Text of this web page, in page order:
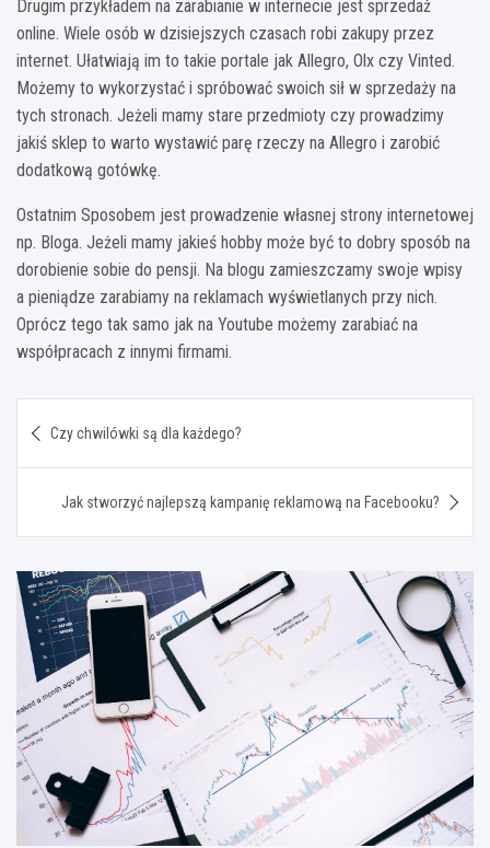
Drugim przykładem na zarabianie w internecie jest sprzedaż
online. Wiele osób w dzisiejszych czasach robi zakupy przez
internet. Ułatwiają im to takie portale jak Allegro, Olx czy Vinted.
Możemy to wykorzystać i spróbować swoich sił w sprzedaży na
tych stronach. Jeżeli mamy stare przedmioty czy prowadzimy
jakiś sklep to warto wystawić parę rzeczy na Allegro i zarobić
dodatkową gotówkę.
Ostatnim Sposobem jest prowadzenie własnej strony internetowej
np. Bloga. Jeżeli mamy jakieś hobby może być to dobry sposób na
dorobienie sobie do pensji. Na blogu zamieszczamy swoje wpisy
a pieniądze zarabiamy na reklamach wyświetlanych przy nich.
Oprócz tego tak samo jak na Youtube możemy zarabiać na
współpracach z innymi firmami.
wpisu
Czy chwilówki są dla każdego?
Jak stworzyć najlepszą kampanię reklamową na Facebooku?